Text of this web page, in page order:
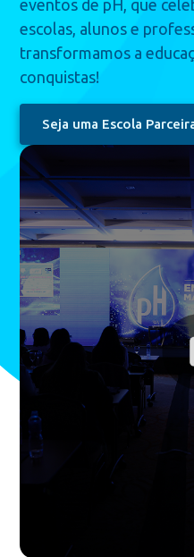
eventos de pH, que
escolas, alunos e
transformamos a
conquistas!
Seja uma Escola